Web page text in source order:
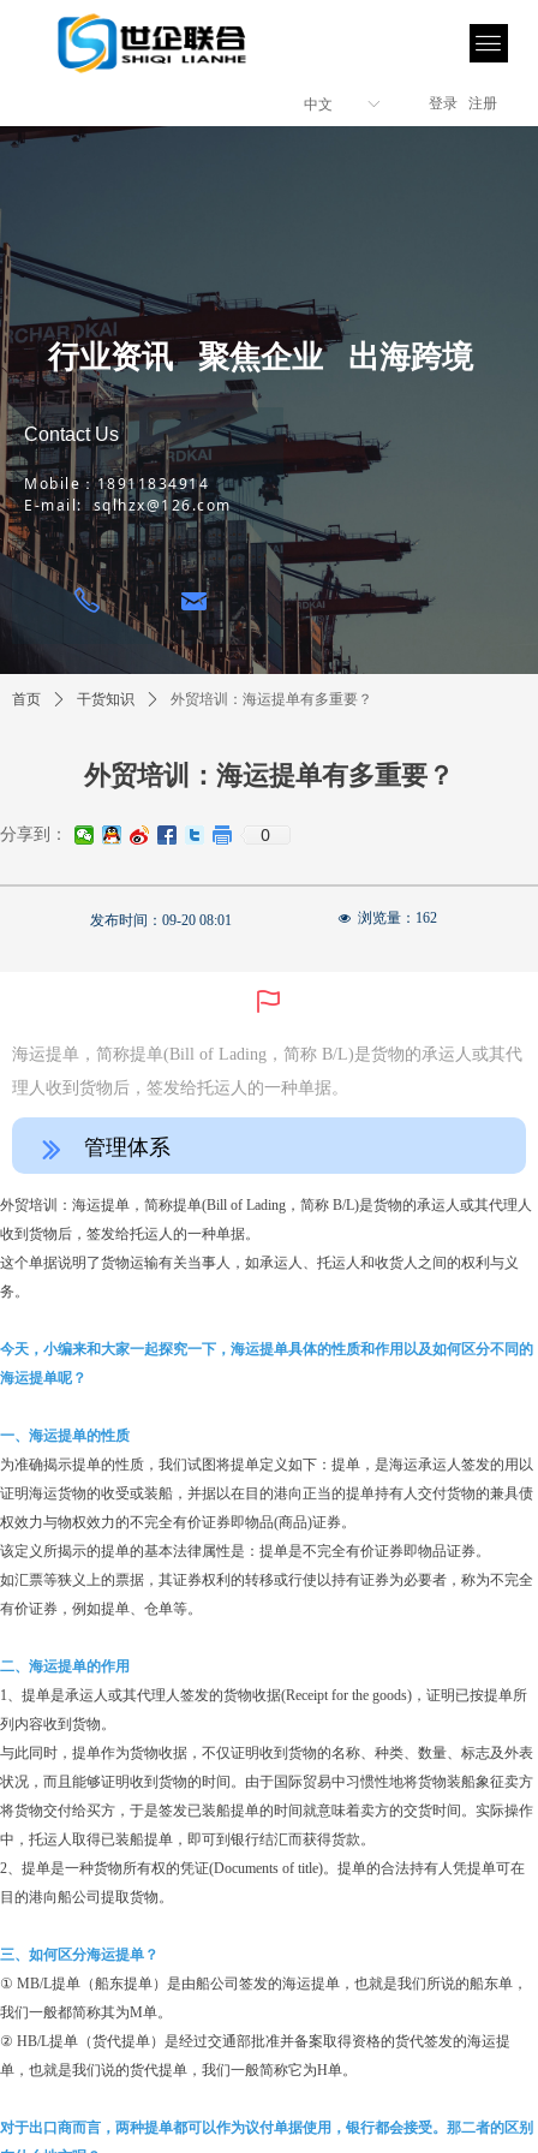
ꀅ
中文 登录 注册
首页 ꄲ 干货知识 ꄲ 外贸培训：海运提单有多重要？
外贸培训：海运提单有多重要？
发布时间： 09-20 08:01 넶 浏览量： 162
分享到： 0
海运提单，简称提单(Bill of Lading，简称 B/L)是货物的承运人或其代
理人收到货物后，签发给托运人的一种单据。
外贸培训：海运提单，简称提单(Bill of Lading，简称 B/L)是货物的承运人或其代理人
收到货物后，签发给托运人的一种单据。
这个单据说明了货物运输有关当事人，如承运人、托运人和收货人之间的权利与义
务。
今天，小编来和大家一起探究一下，海运提单具体的性质和作用以及如何区分不同的
海运提单呢？
一、海运提单的性质
为准确揭示提单的性质，我们试图将提单定义如下：提单，是海运承运人签发的用以
证明海运货物的收受或装船，并据以在目的港向正当的提单持有人交付货物的兼具债
权效力与物权效力的不完全有价证券即物品(商品)证券。
该定义所揭示的提单的基本法律属性是：提单是不完全有价证券即物品证券。
如汇票等狭义上的票据，其证券权利的转移或行使以持有证券为必要者，称为不完全
有价证券，例如提单、仓单等。
二、海运提单的作用
1、提单是承运人或其代理人签发的货物收据(Receipt for the goods)，证明已按提单所
列内容收到货物。
与此同时，提单作为货物收据，不仅证明收到货物的名称、种类、数量、标志及外表
状况，而且能够证明收到货物的时间。由于国际贸易中习惯性地将货物装船象征卖方
将货物交付给买方，于是签发已装船提单的时间就意味着卖方的交货时间。实际操作
中，托运人取得已装船提单，即可到银行结汇而获得货款。
2、提单是一种货物所有权的凭证(Documents of title)。提单的合法持有人凭提单可在
目的港向船公司提取货物。
三、如何区分海运提单？
① MB/L提单（船东提单）是由船公司签发的海运提单，也就是我们所说的船东单，
我们一般都简称其为M单。
② HB/L提单（货代提单）是经过交通部批准并备案取得资格的货代签发的海运提
单，也就是我们说的货代提单，我们一般简称它为H单。
对于出口商而言，两种提单都可以作为议付单据使用，银行都会接受。那二者的区别
行业资讯 聚焦企业 出海跨境
Contact Us
Mobile：18911834914
E-mail: sqlhzx@126.com
ꂅ 낂
ꄡ
管理体系
ꅀ